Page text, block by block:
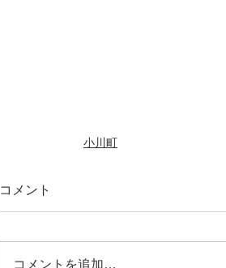
小川町
コメント
コメントを追加…